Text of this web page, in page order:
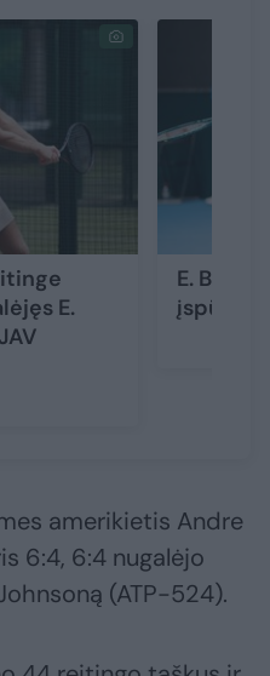
E.
E.
amerikietis Andre
6:4, 6:4 nugalėjo
(ATP-524).